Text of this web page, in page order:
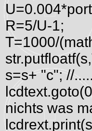
R=5/U-1;
T=1000/
s=s+ "c"; //
nichts was